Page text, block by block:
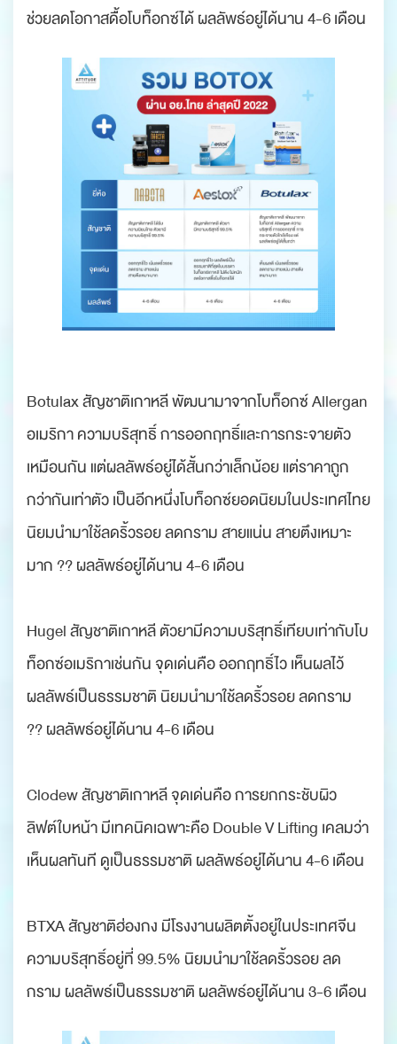
ช่วยลดโอกาสดื้อโบท็อกซ์ได้ ผลลัพธ์อยู่ได้นาน 4-6 เดือน
Botulax สัญชาติเกาหลี พัฒนามาจากโบท็อกซ์ Allergan
อเมริกา ความบริสุทธิ์ การออกฤทธิ์และการกระจายตัว
เหมือนกัน แต่ผลลัพธ์อยู่ได้สั้นกว่าเล็กน้อย แต่ราคาถูก
กว่ากันเท่าตัว เป็นอีกหนึ่งโบท็อกซ์ยอดนิยมในประเทศไทย
นิยมนำมาใช้ลดริ้วรอย ลดกราม สายแน่น สายตึงเหมาะ
มาก ?? ผลลัพธ์อยู่ได้นาน 4-6 เดือน
Hugel สัญชาติเกาหลี ตัวยามีความบริสุทธิ์เทียบเท่ากับโบ
ท็อกซ์อเมริกาเช่นกัน จุดเด่นคือ ออกฤทธิ์ไว เห็นผลไว้
ผลลัพธ์เป็นธรรมชาติ นิยมนำมาใช้ลดริ้วรอย ลดกราม
?? ผลลัพธ์อยู่ได้นาน 4-6 เดือน
Clodew สัญชาติเกาหลี จุดเด่นคือ การยกกระชับผิว
ลิฟต์ใบหน้า มีเทคนิคเฉพาะคือ Double V Lifting เคลมว่า
เห็นผลทันที ดูเป็นธรรมชาติ ผลลัพธ์อยู่ได้นาน 4-6 เดือน
BTXA สัญชาติฮ่องกง มีโรงงานผลิตตั้งอยู่ในประเทศจีน
ความบริสุทธิ์อยู่ที่ 99.5% นิยมนำมาใช้ลดริ้วรอย ลด
กราม ผลลัพธ์เป็นธรรมชาติ ผลลัพธ์อยู่ได้นาน 3-6 เดือน